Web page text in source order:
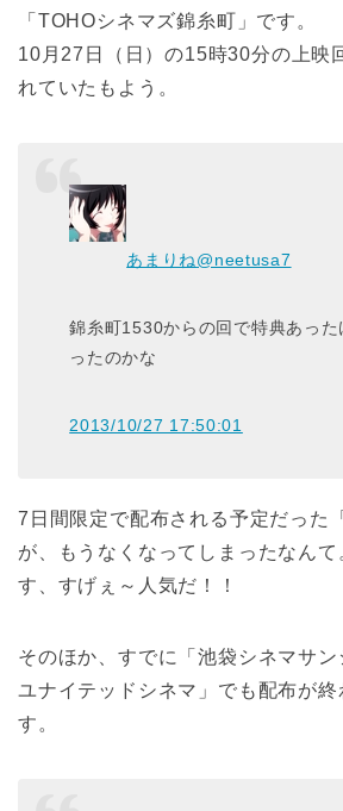
「TOHOシネマズ錦糸町」です。
10月27日（日）の15時30分の上映
れていたもよう。
あまりね@neetusa7
錦糸町1530からの回で特典あっ
ったのかな
2013/10/27 17:50:01
7日間限定で配布される予定だった
が、もうなくなってしまったなんて
す、すげぇ～人気だ！！
そのほか、すでに「池袋シネマサン
ユナイテッドシネマ」でも配布が
す。